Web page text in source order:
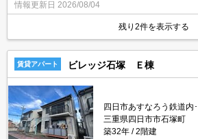
情報更新日 2026/08/04
残り2件を表示する
賃貸アパート ビレッジ石塚 Ｅ棟
四日市あすなろう鉄道内
三重県四日市市石塚町
築32年
2階建